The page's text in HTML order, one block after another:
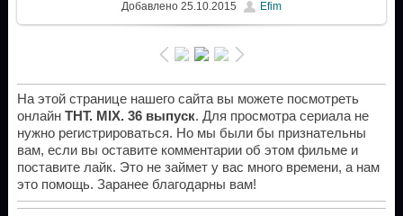
Добавлено25.10.2015 Efim
На этой странице нашего сайта вы можете посмотреть
онлайн ТНТ. MIX. 36 выпуск. Для просмотра сериала не
нужно регистрироваться. Но мы были бы признательны
вам, если вы оставите комментарии об этом фильме и
поставите лайк. Это не займет у вас много времени, а нам
это помощь. Заранее благодарны вам!